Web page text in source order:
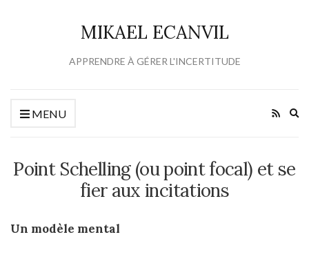
MIKAEL ECANVIL
APPRENDRE À GÉRER L'INCERTITUDE
MENU
Point Schelling (ou point focal) et se
fier aux incitations
Un modèle mental